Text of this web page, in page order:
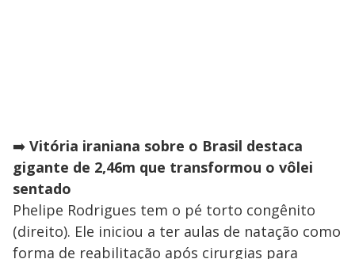
➡️ Vitória iraniana sobre o Brasil destaca
gigante de 2,46m que transformou o vôlei
sentado
Phelipe Rodrigues tem o pé torto congênito
(direito). Ele iniciou a ter aulas de natação como
forma de reabilitação após cirurgias para